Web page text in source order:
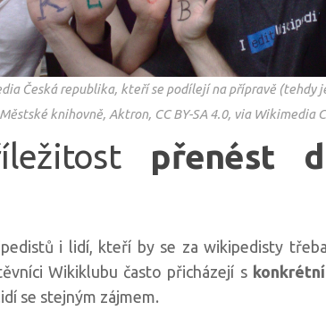
Česká republika, kteří se podílejí na přípravě (tehdy
Městské knihovně, Aktron, CC BY-SA 4.0, via Wikimedia
přenést
i lidí, kteří by se za wikipedisty
Wikiklubu často přicházejí s
se stejným zájmem.